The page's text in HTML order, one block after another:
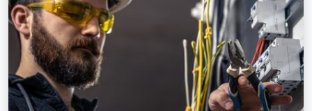
Stappegoor
Stokhasselt
Theresia
Trouwlaan - Uitvindersbuurt